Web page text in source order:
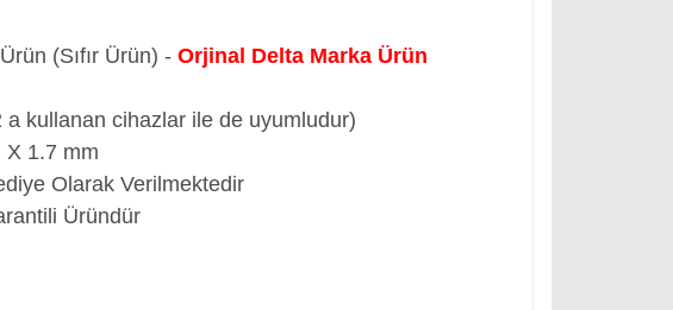
(Sıfır Ürün) - Orjinal Delta Marka Ürün
a kullanan cihazlar ile de uyumludur)
X 1.7 mm
Olarak Verilmektedir
Üründür